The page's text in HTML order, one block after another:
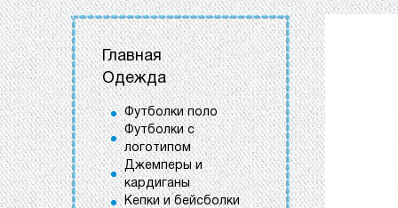
Главная
Одежда
Футболки поло
Футболки с
логотипом
Джемперы и
кардиганы
Кепки и бейсболки